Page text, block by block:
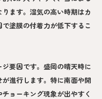
ます。湿気の高い時期はカ
塗膜の付着力が低下するこ
要因です。盛岡の晴天時に
進行します。特に南面や開
ョーキング現象が出やすく